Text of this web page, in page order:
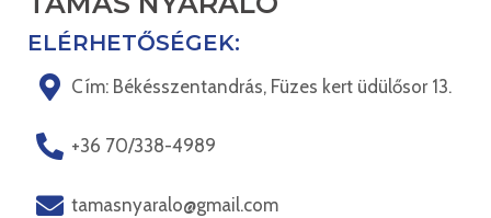
ELÉRHETŐSÉGEK:
Cím: Békésszentandrás, Füzes kert üdülősor 13.
+36 70/338-4989
tamasnyaralo@gmail.com